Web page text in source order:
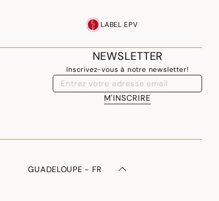
LABEL EPV
NEWSLETTER
Inscrivez-vous à notre newsletter!
M'INSCRIRE
GUADELOUPE - FR